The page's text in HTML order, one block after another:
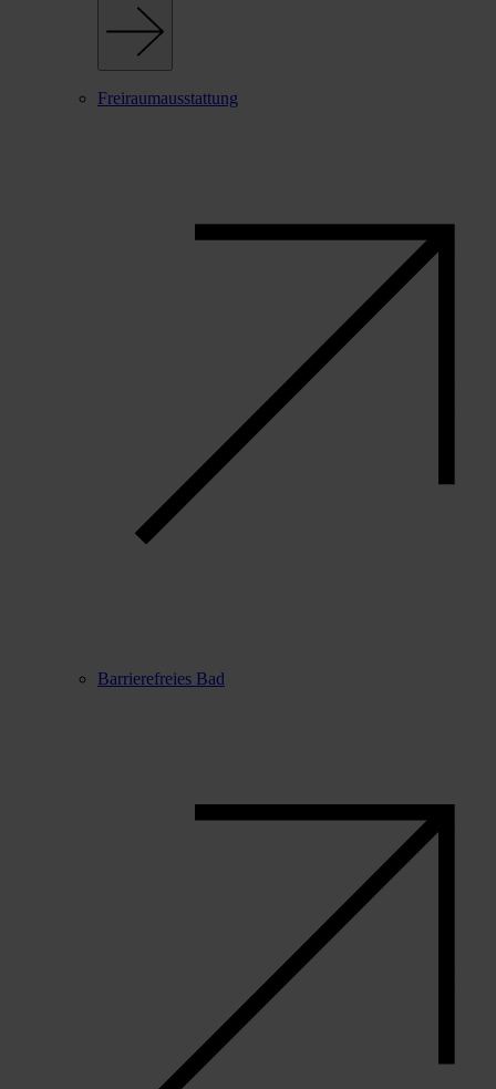
Freiraumausstattung
Barrierefreies Bad